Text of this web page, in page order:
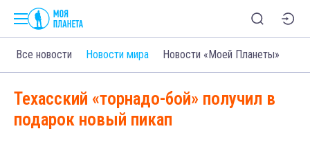
Все новости Новости мира Новости «Моей Планеты»
Техасский «торнадо-бой» получил в
подарок новый пикап